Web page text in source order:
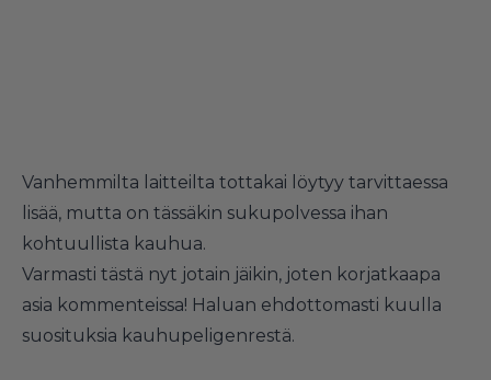
Vanhemmilta laitteilta tottakai löytyy tarvittaessa
lisää, mutta on tässäkin sukupolvessa ihan
kohtuullista kauhua.
Varmasti tästä nyt jotain jäikin, joten korjatkaapa
asia kommenteissa! Haluan ehdottomasti kuulla
suosituksia kauhupeligenrestä.